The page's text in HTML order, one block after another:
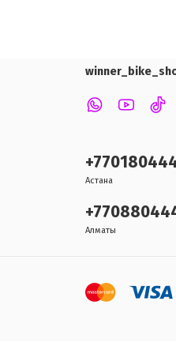
Астана
Алматы